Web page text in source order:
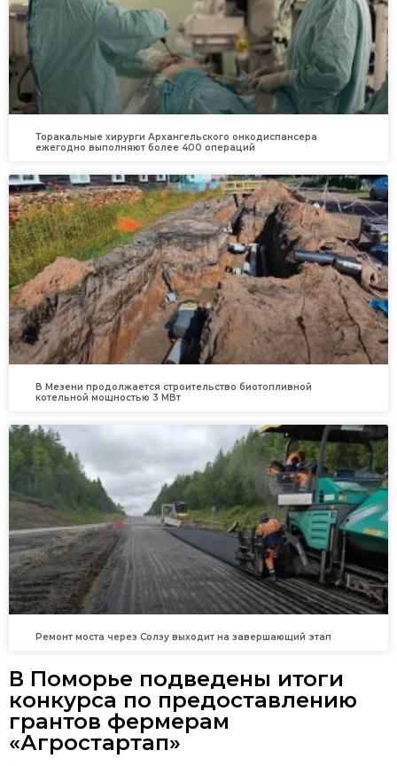
Торакальные хирурги Архангельского онкодиспансера
ежегодно выполняют более 400 операций
В Мезени продолжается строительство биотопливной
котельной мощностью 3 МВт
Ремонт моста через Солзу выходит на завершающий этап
В Поморье подведены итоги
конкурса по предоставлению
грантов фермерам
«Агростартап»